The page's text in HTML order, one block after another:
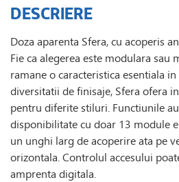
DESCRIERE
Doza aparenta Sfera, cu acoperis
Fie ca alegerea este modulara sau
ramane o caracteristica esentiala
diversitatii de finisaje, Sfera ofera
pentru diferite stiluri. Functiunile
disponibilitate cu doar 13 module
un unghi larg de acoperire ata pe
orizontala. Controlul accesului
amprenta digitala.